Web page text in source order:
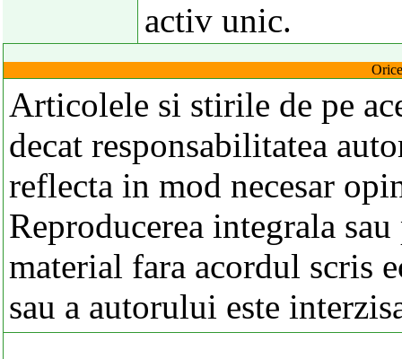
activ unic.
Articolele si stirile de pe
decat responsabilitatea
reflecta in mod necesar
Reproducerea integrala
material fara acordul scris
sau a autorului este